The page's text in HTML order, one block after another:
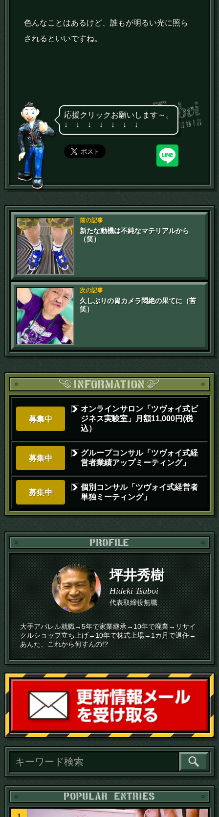
色んなことはあるけど、誰もが明るい光に照ら
されるといいですね。
応援クリックお願いします～。
↓ ↓ ↓ ↓ ↓ ↓ ↓
前の記事
新たな動機は不純なマテリアルから
（笑）
次の記事
久しぶりの胃カメラ悶絶の果てに（苦
笑）
募集中
オンラインサロン「ツヴォイ式ビ
ジネス実験室」月額11,000円(税
込）
募集中
グループコンサル「ツヴォイ式経
営者業績アップミーティング」
募集中
個別コンサル「ツヴォイ式経営者
単独ミーティング」
坪井秀樹
Hideki Tsuboi
代表取締役無職
大手アパレル就職→5年で家業継承→10年で廃業→リサイ
クルショップ立ち上げ→10年で株式上場→1カ月で退任→
あんた、これから何すんの!?
読